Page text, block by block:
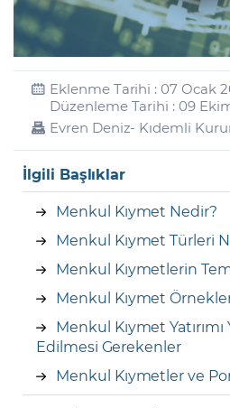
Eklenme Tarihi : 07 Ocak
Düzenleme Tarihi : 09
Evren Deniz- Kıdemli
İlgili Başlıklar
Menkul Kıymet Nedir?
Menkul Kıymet Türleri
Menkul Kıymetlerin
Menkul Kıymet
Menkul Kıymet
Edilmesi Gerekenler
Menkul Kıymetler ve